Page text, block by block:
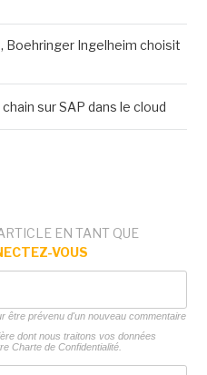
Boehringer Ingelheim choisit
sur SAP dans le cloud
EN TANT QUE
VOUS
être prévenu d'un nouveau commentaire
dont nous traitons vos données
Charte de Confidentialité.